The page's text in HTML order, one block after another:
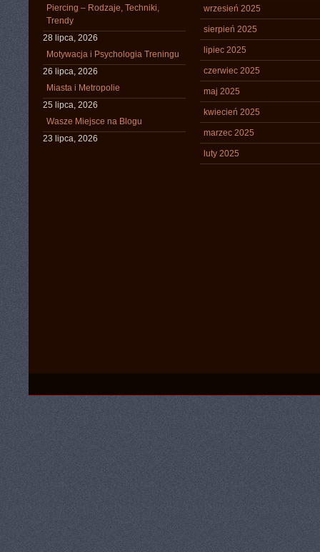
Piercing – Rodzaje, Techniki,
Trendy
28 lipca, 2026
Motywacja i Psychologia Treningu
26 lipca, 2026
Miasta i Metropolie
25 lipca, 2026
Wasze Miejsce na Blogu
23 lipca, 2026
wrzesień 2025
sierpień 2025
lipiec 2025
czerwiec 2025
maj 2025
kwiecień 2025
marzec 2025
luty 2025